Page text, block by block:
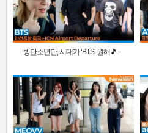
방탄소년단, 시대가 ‘BTS’ 원해🎵 ..